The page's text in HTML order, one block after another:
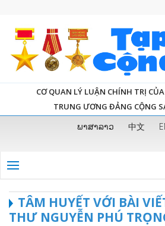
CƠ QUAN LÝ LUẬN CHÍNH TRỊ
TRUNG ƯƠNG ĐẢNG CỘNG
ພາສາລາວ 中文
TÂM HUYẾT VỚI BÀI
THƯ NGUYỄN PHÚ